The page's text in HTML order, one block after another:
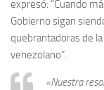
expresó: “Cuando
Gobierno sigan
quebrantadoras de
venezolano”.
«Nuestra